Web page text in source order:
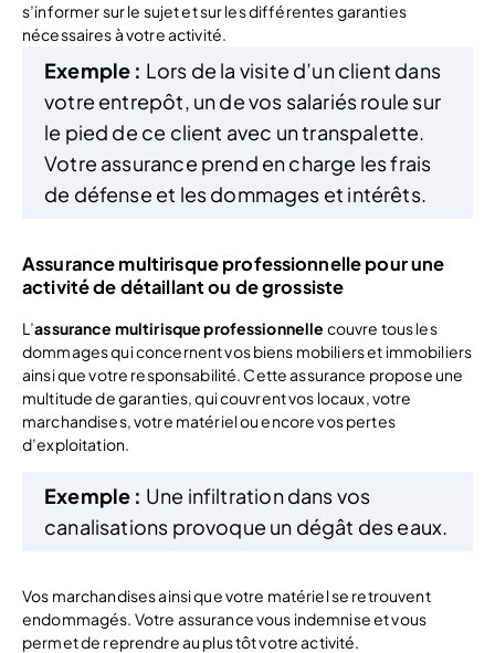
s’informer sur le sujet et sur les différentes garanties
nécessaires à votre activité.
Exemple : Lors de la visite d’un client dans
votre entrepôt, un de vos salariés roule sur
le pied de ce client avec un transpalette.
Votre assurance prend en charge les frais
de défense et les dommages et intérêts.
Assurance multirisque professionnelle pour une
activité de détaillant ou de grossiste
L’assurance multirisque professionnelle couvre tous les
dommages qui concernent vos biens mobiliers et immobiliers
ainsi que votre responsabilité. Cette assurance propose une
multitude de garanties, qui couvrent vos locaux, votre
marchandises, votre matériel ou encore vos pertes
d’exploitation.
Exemple : Une infiltration dans vos
canalisations provoque un dégât des eaux.
Vos marchandises ainsi que votre matériel se retrouvent
endommagés. Votre assurance vous indemnise et vous
permet de reprendre au plus tôt votre activité.